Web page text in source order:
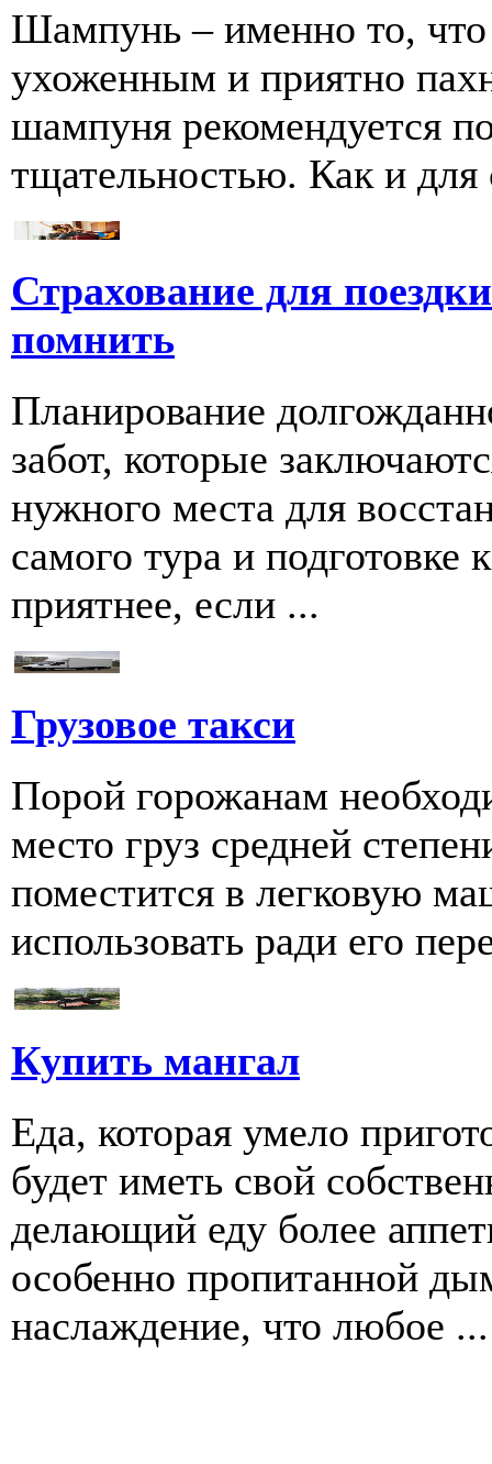
Шампунь – именно то, что
ухоженным и приятно
шампуня рекомендуется
тщательностью. Как и для
Страхование для
помнить
Планирование
забот, которые
нужного места для
самого тура и подготовке
приятнее, если ...
Грузовое такси
Порой горожанам
место груз средней
поместится в легковую
использовать ради его
Купить мангал
Еда, которая умело
будет иметь свой
делающий еду более
особенно пропитанной
наслаждение, что любое ...